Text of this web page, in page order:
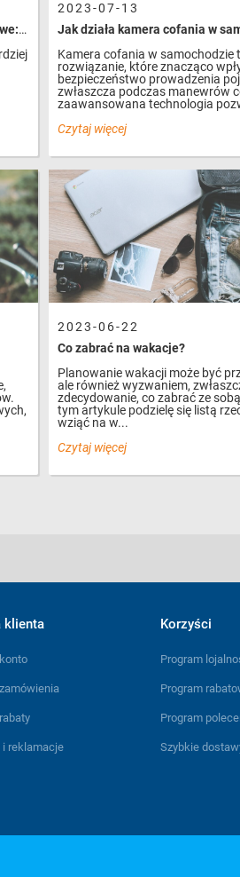
Jak zrobić doskonałe zdjęcia akcji i sportowe: 5 kluczowych akcesoriów, które Ci w tym pomogą
2023-07-13
Jak działa kamera cofania w
Kamera cofania w samochodzie
rozwiązanie, które znacząco
bezpieczeństwo prowadzenia
zwłaszcza podczas manewrów
zaawansowana technologia
Czytaj więcej
2023-06-22
Co zabrać na wakacje?
Planowanie wakacji może być
ale również wyzwaniem,
zdecydowanie, co zabrać ze
tym artykule podzielę się listą
wziąć na w...
Czytaj więcej
klienta
i reklamacje
Korzyści
Program
Program
Program
Szybkie